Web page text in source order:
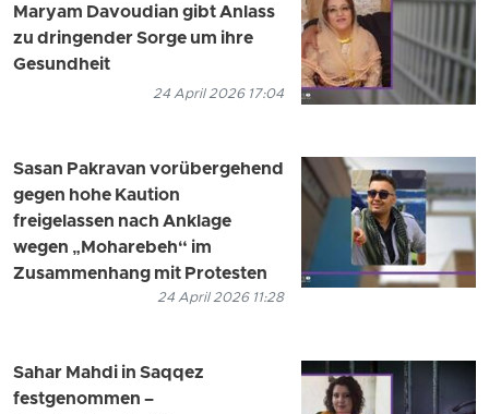
Maryam Davoudian gibt Anlass
zu dringender Sorge um ihre
Gesundheit
24 April 2026 17:04
Sasan Pakravan vorübergehend
gegen hohe Kaution
freigelassen nach Anklage
wegen „Moharebeh“ im
Zusammenhang mit Protesten
24 April 2026 11:28
Sahar Mahdi in Saqqez
festgenommen –